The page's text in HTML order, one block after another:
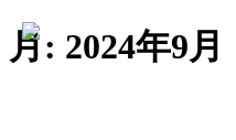
Skip
to
月: 2024年9月